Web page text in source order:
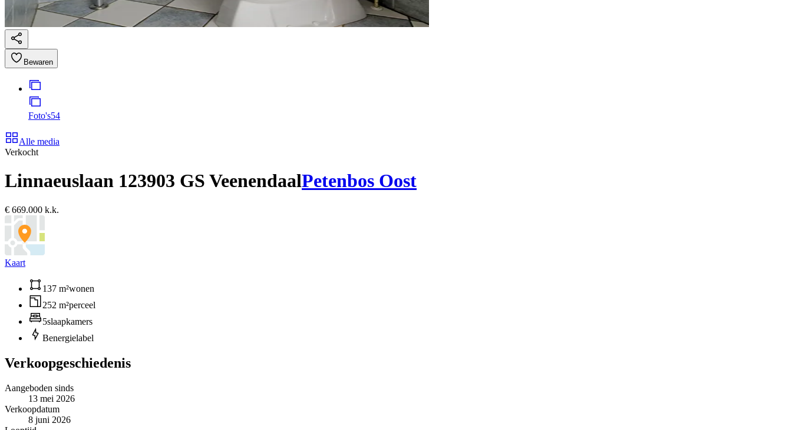
Bewaren
Foto's54
Alle media
Verkocht
Linnaeuslaan 123903 GS VeenendaalPetenbos Oost
€ 669.000 k.k.
Kaart
137 m²wonen
252 m²perceel
5slaapkamers
Benergielabel
Verkoopgeschiedenis
Aangeboden sinds
13 mei 2026
Verkoopdatum
8 juni 2026